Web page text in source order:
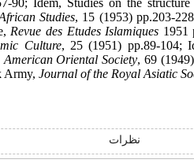
90; Idem, Studies on the
African Studies, 15 (1953)
Revue des Etudes Islamiques
Culture, 25 (1951) pp.89-
American Oriental Society, 69
Army,Journal of the Royal
نظرات